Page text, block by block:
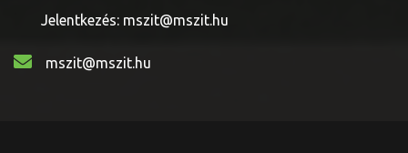
Jelentkezés: mszit@mszit.hu
mszit@mszit.hu